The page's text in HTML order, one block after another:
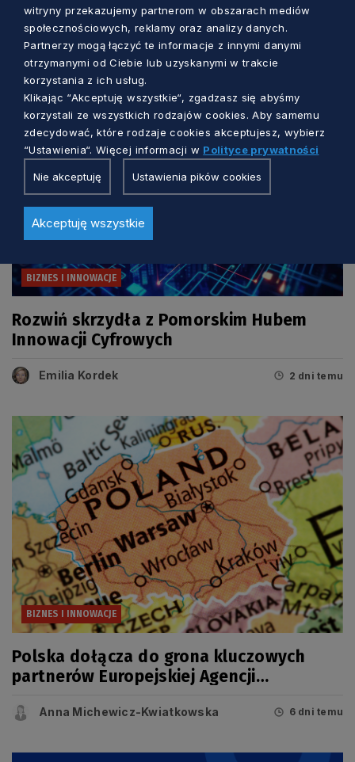
Zobacz również
BIZNES I INNOWACJE
Rozwiń skrzydła z Pomorskim Hubem
Innowacji Cyfrowych
Emilia Kordek 2 dni temu
BIZNES I INNOWACJE
Polska dołącza do grona kluczowych
partnerów Europejskiej Agencji
Anna Michewicz-Kwiatkowska 6 dni temu
witryny przekazujemy partnerom w obszarach mediów
społecznościowych, reklamy oraz analizy danych.
Partnerzy mogą łączyć te informacje z innymi danymi
otrzymanymi od Ciebie lub uzyskanymi w trakcie
korzystania z ich usług.
Klikając “Akceptuję wszystkie“, zgadzasz się abyśmy
korzystali ze wszystkich rodzajów cookies. Aby samemu
zdecydować, które rodzaje cookies akceptujesz, wybierz
“Ustawienia“. Więcej informacji w Polityce prywatności
Nie akceptuję Ustawienia pików cookies
Akceptuję wszystkie